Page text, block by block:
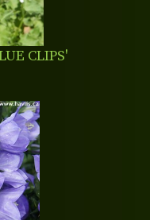
CLIPS'